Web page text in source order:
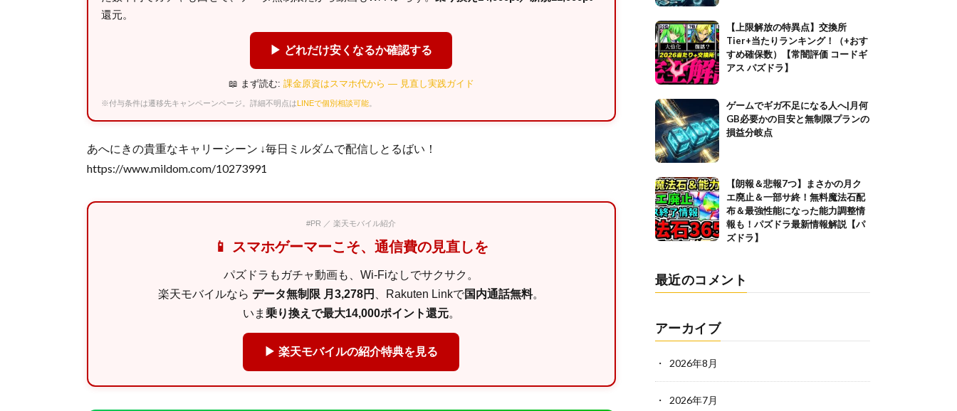
還元。
▶ どれだけ安くなるか確認する
📖 まず読む: 課金原資はスマホ代から — 見直し実践ガイド
※付与条件は遷移先キャンペーンページ。詳細不明点はLINEで個別相談可能
あへにきの貴重なキャリーシーン ↓毎日ミルダムで配信しとるばい！
https://www.mildom.com/10273991
#PR ／ 楽天モバイル紹介
📱 スマホゲーマーこそ、通信費の見直しを
パズドラもガチャ動画も、Wi-Fiなしでサクサク。
楽天モバイルなら データ無制限 月3,278円 、Rakuten Linkで国内通話無料。
いま 乗り換えで最大14,000ポイント還元。
▶ 楽天モバイルの紹介特典を見る
【上限解放の特異点】交換所
Tier+当たりランキング！（+おす
すめ確保数）【常闇評価 コードギ
アス パズドラ】
ゲームでギガ不足になる人へ|月何
GB必要かの目安と無制限プランの
損益分岐点
【朗報＆悲報7つ】まさかの月ク
エ廃止＆一部サ終！無料魔法石配
布＆最強性能になった能力調整情
報も！パズドラ最新情報解説【パ
ズドラ】
最近のコメント
アーカイブ
2026年8月
2026年7月